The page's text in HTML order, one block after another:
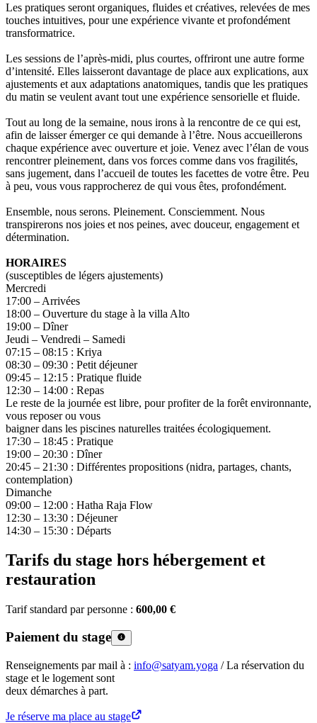
Les pratiques seront organiques, fluides et créatives, relevées de mes
touches intuitives, pour une expérience vivante et profondément
transformatrice.
Les sessions de l’après-midi, plus courtes, offriront une autre forme
d’intensité. Elles laisseront davantage de place aux explications, aux
ajustements et aux adaptations anatomiques, tandis que les pratiques
du matin se veulent avant tout une expérience sensorielle et fluide.
Tout au long de la semaine, nous irons à la rencontre de ce qui est,
afin de laisser émerger ce qui demande à l’être. Nous accueillerons
chaque expérience avec ouverture et joie. Venez avec l’élan de vous
rencontrer pleinement, dans vos forces comme dans vos fragilités,
sans jugement, dans l’accueil de toutes les facettes de votre être. Peu
à peu, vous vous rapprocherez de qui vous êtes, profondément.
Ensemble, nous serons. Pleinement. Consciemment. Nous
transpirerons nos joies et nos peines, avec douceur, engagement et
détermination.
HORAIRES
(susceptibles de légers ajustements)
Mercredi
17:00 – Arrivées
18:00 – Ouverture du stage à la villa Alto
19:00 – Dîner
Jeudi – Vendredi – Samedi
07:15 – 08:15 : Kriya
08:30 – 09:30 : Petit déjeuner
09:45 – 12:15 : Pratique fluide
12:30 – 14:00 : Repas
Le reste de la journée est libre, pour profiter de la forêt environnante,
vous reposer ou vous
baigner dans les piscines naturelles traitées écologiquement.
17:30 – 18:45 : Pratique
19:00 – 20:30 : Dîner
20:45 – 21:30 : Différentes propositions (nidra, partages, chants,
contemplation)
Dimanche
09:00 – 12:00 : Hatha Raja Flow
12:30 – 13:30 : Déjeuner
14:30 – 15:30 : Départs
Tarifs du stage hors hébergement et
restauration
Tarif standard par personne : 600,00 €
Paiement du stage
Renseignements par mail à : info@satyam.yoga / La réservation du
stage et le logement sont
deux démarches à part.
Je réserve ma place au stage